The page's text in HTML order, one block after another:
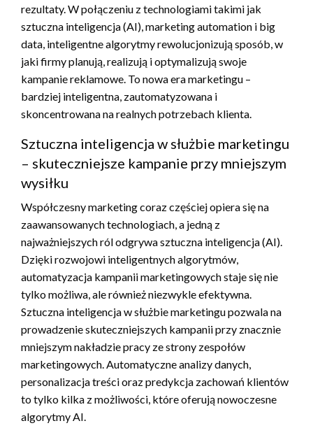
rezultaty. W połączeniu z technologiami takimi jak
sztuczna inteligencja (AI), marketing automation i big
data, inteligentne algorytmy rewolucjonizują sposób, w
jaki firmy planują, realizują i optymalizują swoje
kampanie reklamowe. To nowa era marketingu –
bardziej inteligentna, zautomatyzowana i
skoncentrowana na realnych potrzebach klienta.
Sztuczna inteligencja w służbie marketingu
– skuteczniejsze kampanie przy mniejszym
wysiłku
Współczesny marketing coraz częściej opiera się na
zaawansowanych technologiach, a jedną z
najważniejszych ról odgrywa sztuczna inteligencja (AI).
Dzięki rozwojowi inteligentnych algorytmów,
automatyzacja kampanii marketingowych staje się nie
tylko możliwa, ale również niezwykle efektywna.
Sztuczna inteligencja w służbie marketingu pozwala na
prowadzenie skuteczniejszych kampanii przy znacznie
mniejszym nakładzie pracy ze strony zespołów
marketingowych. Automatyczne analizy danych,
personalizacja treści oraz predykcja zachowań klientów
to tylko kilka z możliwości, które oferują nowoczesne
algorytmy AI.